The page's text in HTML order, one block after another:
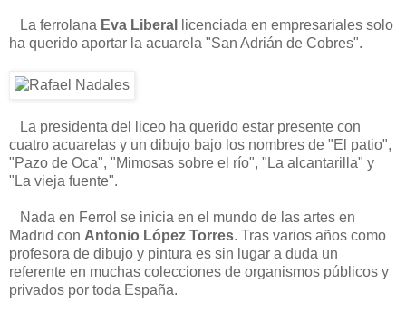
La ferrolana Eva Liberal
licenciada en empresariales solo
ha querido aportar la acuarela "San Adrián de Cobres".
La presidenta del liceo ha querido estar presente con
cuatro acuarelas y un dibujo bajo los nombres de "El patio",
"Pazo de Oca", "Mimosas sobre el río", "La alcantarilla" y
"La vieja fuente".
Nada en Ferrol se inicia en el mundo de las artes en
Madrid con Antonio López Torres. Tras varios años como
profesora de dibujo y pintura es sin lugar a duda un
referente en muchas colecciones de organismos públicos y
privados por toda España.